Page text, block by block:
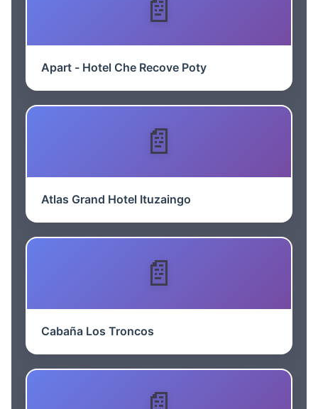
Apart - Hotel Che Recove Poty
Atlas Grand Hotel Ituzaingo
Cabaña Los Troncos